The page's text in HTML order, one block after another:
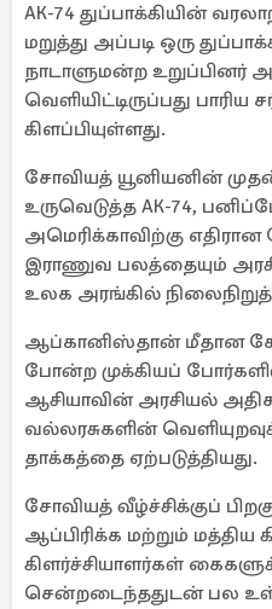
AK-74 துப்பாக்கியின்
மறுத்து அப்படி ஒரு
நாடாளுமன்ற உறுப்பினர்
வெளியிட்டிருப்பது
கிளப்பியுள்ளது.
சோவியத் யூனியனின்
உருவெடுத்த AK-74,
அமெரிக்காவிற்கு
இராணுவ பலத்தையும்
உலக அரங்கில்
ஆப்கானிஸ்தான் மீதான
போன்ற முக்கியப்
ஆசியாவின் அரசியல்
வல்லரசுகளின்
தாக்கத்தை ஏற்படுத்தியது.
சோவியத் வீழ்ச்சிக்குப்
ஆப்பிரிக்க மற்றும் மத்திய
கிளர்ச்சியாளர்கள்
சென்றடைந்ததுடன் பல